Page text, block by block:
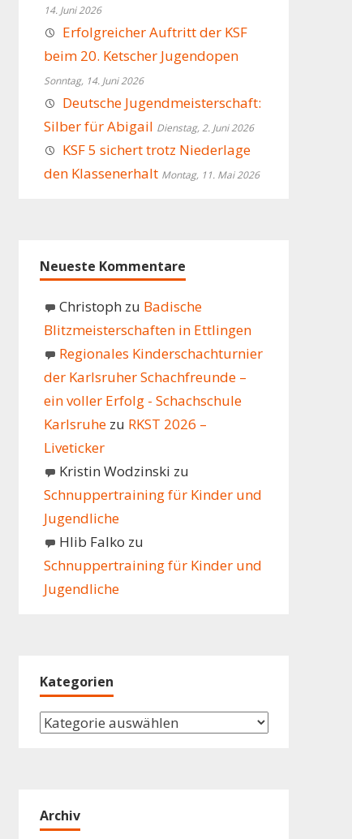
14. Juni 2026
Erfolgreicher Auftritt der KSF
beim 20. Ketscher Jugendopen
Sonntag, 14. Juni 2026
Deutsche Jugendmeisterschaft:
Silber für Abigail Dienstag, 2. Juni 2026
KSF 5 sichert trotz Niederlage
den Klassenerhalt Montag, 11. Mai 2026
Neueste Kommentare
Christoph zu Badische
Blitzmeisterschaften in Ettlingen
Regionales Kinderschachturnier
der Karlsruher Schachfreunde –
ein voller Erfolg - Schachschule
Karlsruhezu RKST 2026 –
Liveticker
Kristin Wodzinski zu
Schnuppertraining für Kinder und
Jugendliche
Hlib Falko zu
Schnuppertraining für Kinder und
Jugendliche
Kategorien
Kategorien
Archiv